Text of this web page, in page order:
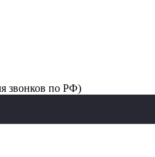
звонков по РФ)